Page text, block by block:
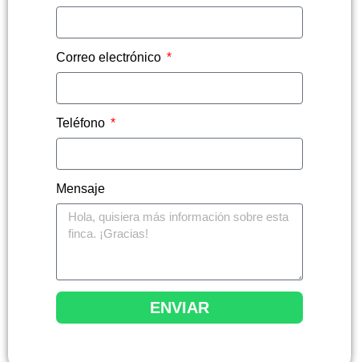
Correo electrónico
Teléfono
Mensaje
ENVIAR